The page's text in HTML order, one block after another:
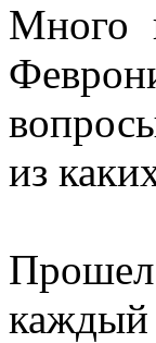
Много
из
каждый